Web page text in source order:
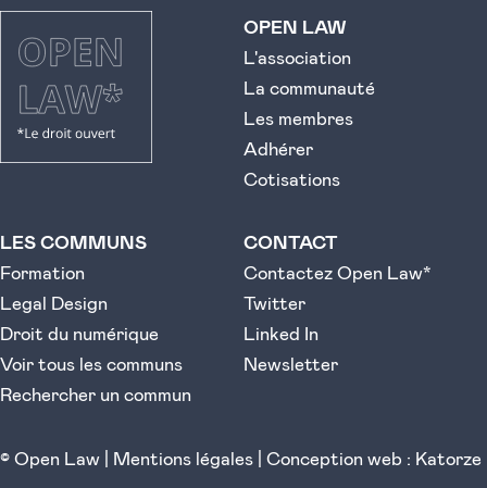
OPEN LAW
L'association
La communauté
Les membres
Adhérer
Cotisations
LES COMMUNS
Formation
Legal Design
Droit du numérique
Voir tous les communs
Rechercher un commun
CONTACT
Contactez Open Law*
Twitter
Linked In
Newsletter
© Open Law | Mentions légales | Conception web : Katorze